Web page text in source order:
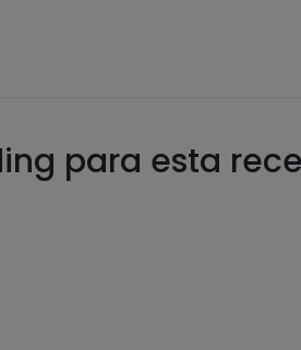
para esta